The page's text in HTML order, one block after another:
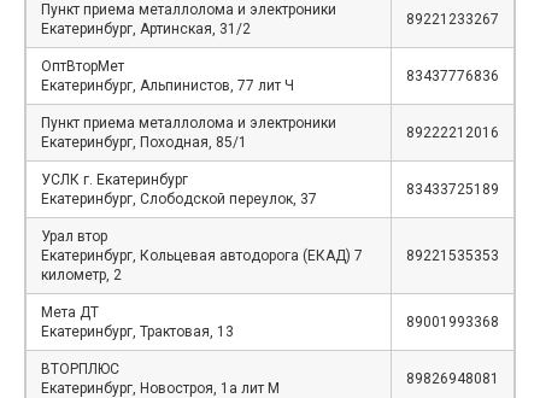
Пункт приема металлолома и электроники
Екатеринбург, Артинская, 31/2
89221233267
ОптВторМет
Екатеринбург, Альпинистов, 77 лит Ч
83437776836
Пункт приема металлолома и электроники
Екатеринбург, Походная, 85/1
89222212016
УСЛК г. Екатеринбург
Екатеринбург, Слободской переулок, 37
83433725189
Урал втор
Екатеринбург, Кольцевая автодорога (ЕКАД) 7
километр, 2
89221535353
Мета ДТ
Екатеринбург, Трактовая, 13
89001993368
ВТОРПЛЮС
Екатеринбург, Новостроя, 1а лит М
89826948081